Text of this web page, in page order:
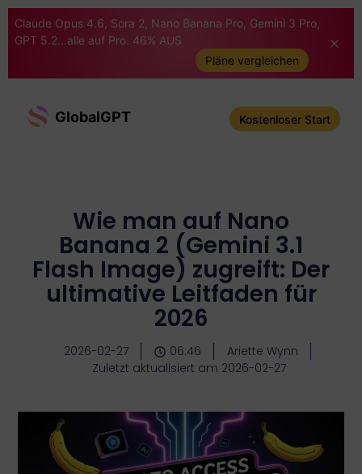
Claude Opus 4.6, Sora 2, Nano Banana Pro, Gemini 3 Pro,
GPT 5.2...alle auf Pro. 46% AUS
Pläne vergleichen
GlobalGPT Kostenloser Start
Wie man auf Nano
Banana 2 (Gemini 3.1
Flash Image) zugreift: Der
ultimative Leitfaden für
2026
2026-02-27 06:46
Ariette Wynn
Zuletzt aktualisiert am 2026-02-27